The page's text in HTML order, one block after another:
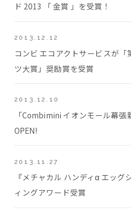
ド 2013 「 金賞 」を受賞！
2013.12.12
コンビ エコアクトサービスが「
ツ大賞」奨励賞を受賞
2013.12.10
「Combimini イオンモール幕
OPEN!
2013.11.27
『メチャカル ハンディα エッグ
ィングアワード受賞